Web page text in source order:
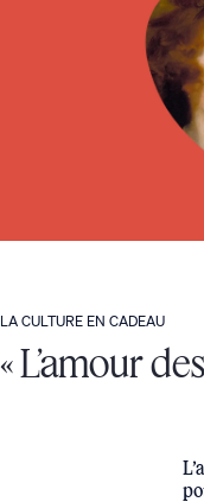
LA CULTURE EN CADEAU
« L’amour